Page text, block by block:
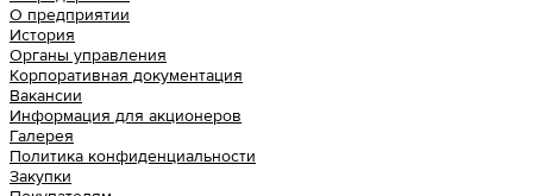
О предприятии
История
Органы управления
Корпоративная документация
Вакансии
Информация для акционеров
Галерея
Политика конфиденциальности
Закупки